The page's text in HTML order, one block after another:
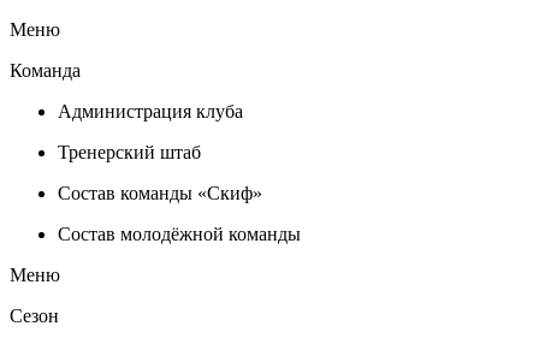
Меню
Команда
Администрация клуба
Тренерский штаб
Состав команды «Скиф»
Состав молодёжной команды
Меню
Сезон